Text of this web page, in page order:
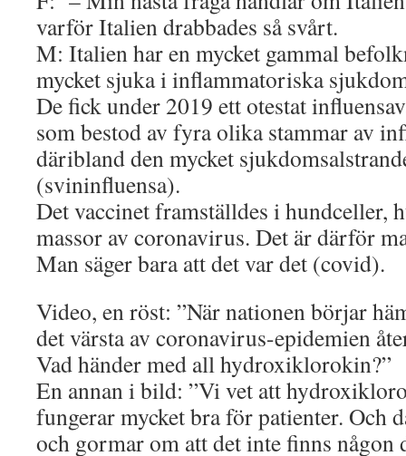
varför Italien drabbades så svårt.
M: Italien har en mycket gammal
mycket sjuka i inflammatoriska
De fick under 2019 ett otestat
som bestod av fyra olika stammar av
däribland den mycket
(svininfluensa).
Det vaccinet framställdes i hundceller,
massor av coronavirus. Det är därför
Man säger bara att det var det (covid).
Video, en röst: ”När nationen börjar
det värsta av coronavirus-epidemien
Vad händer med all hydroxiklorokin?”
En annan i bild: ”Vi vet att
fungerar mycket bra för patienter. Och
och gormar om att det inte finns någon